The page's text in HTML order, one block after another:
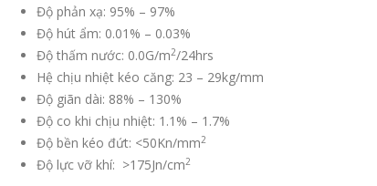
Độ phản xạ: 95% – 97%
Độ hút ẩm: 0.01% – 0.03%
Độ thấm nước: 0.0G/m2/24hrs
Hệ chịu nhiệt kéo căng: 23 – 29kg/mm
Độ giãn dài: 88% – 130%
Độ co khi chịu nhiệt: 1.1% – 1.7%
Độ bền kéo đứt: <50Kn/mm2
Độ lực vỡ khí: >175Jn/cm2